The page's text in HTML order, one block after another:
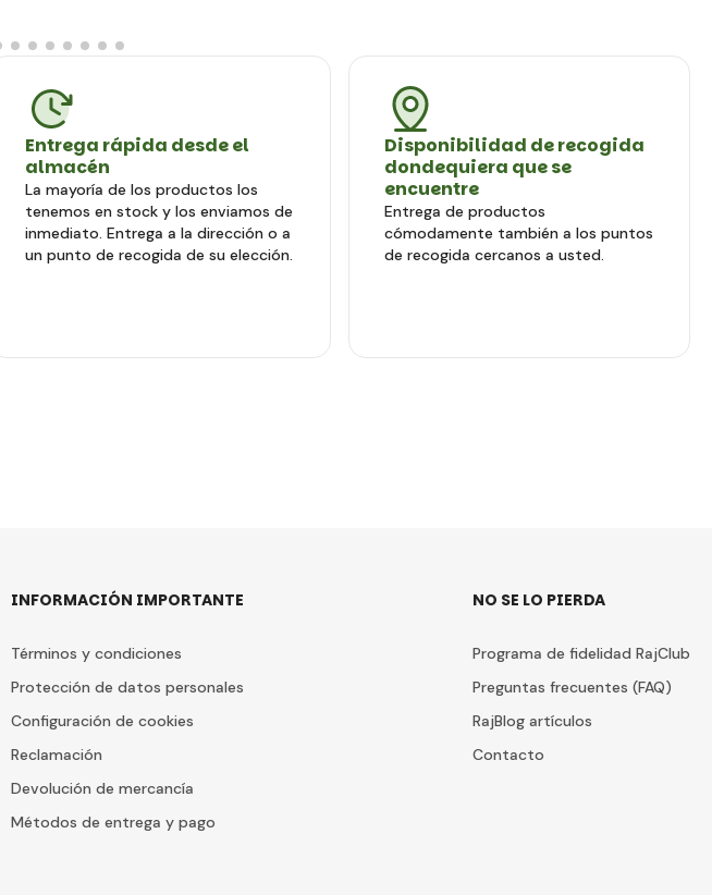
Entrega rápida desde el
almacén
La mayoría de los productos los
tenemos en stock y los enviamos de
inmediato. Entrega a la dirección o a
un punto de recogida de su elección.
Disponibilidad de recogida
dondequiera que se
encuentre
Entrega de productos
cómodamente también a los puntos
de recogida cercanos a usted.
INFORMACIÓN IMPORTANTE
Términos y condiciones
Protección de datos personales
Configuración de cookies
Reclamación
Devolución de mercancía
Métodos de entrega y pago
NO SE LO PIERDA
Programa de fidelidad RajClub
Preguntas frecuentes (FAQ)
RajBlog artículos
Contacto